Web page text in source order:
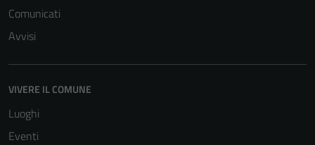
Comunicati
Avvisi
VIVERE IL COMUNE
Luoghi
Eventi